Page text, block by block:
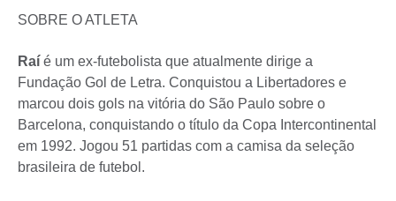
SOBRE O ATLETA
Raí é um ex-futebolista que atualmente dirige a
Fundação Gol de Letra. Conquistou a Libertadores e
marcou dois gols na vitória do São Paulo sobre o
Barcelona, conquistando o título da Copa Intercontinental
em 1992. Jogou 51 partidas com a camisa da seleção
brasileira de futebol.